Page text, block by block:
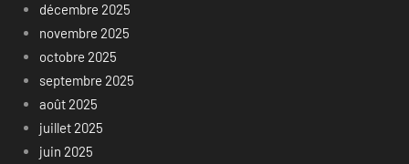
décembre 2025
novembre 2025
octobre 2025
septembre 2025
août 2025
juillet 2025
juin 2025